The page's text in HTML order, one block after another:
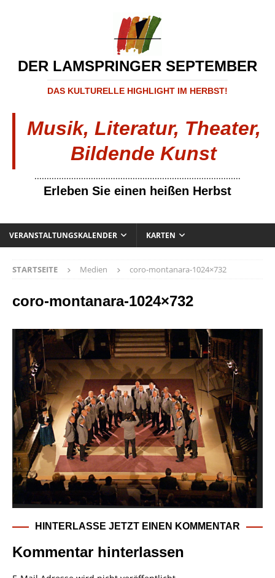
DER LAMSPRINGER SEPTEMBER
DAS KULTURELLE HIGHLIGHT IM HERBST!
Musik, Literatur, Theater,
Bildende Kunst
....................................................................................
Erleben Sie einen heißen Herbst
VERANSTALTUNGSKALENDER KARTEN
STARTSEITE Medien coro-montanara-1024×732
coro-montanara-1024×732
HINTERLASSE JETZT EINEN KOMMENTAR
Kommentar hinterlassen